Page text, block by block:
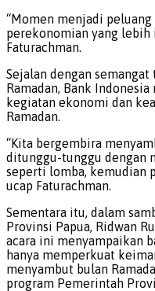
“Momen menjadi
perekonomian yang lebih
Faturachman.
Sejalan dengan
Ramadan, Bank
kegiatan ekonomi dan
Ramadan.
“Kita bergembira
ditunggu-tunggu dengan
seperti lomba, kemudian
ucap Faturachman.
Sementara itu, dalam
Provinsi Papua, Ridwan
acara ini menyampaikan
hanya memperkuat
menyambut bulan
program Pemerintah